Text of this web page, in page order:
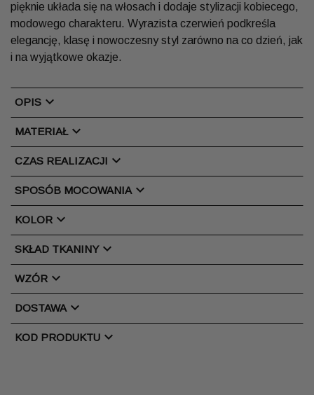
pięknie układa się na włosach i dodaje stylizacji kobiecego,
modowego charakteru. Wyrazista czerwień podkreśla
elegancję, klasę i nowoczesny styl zarówno na co dzień, jak
i na wyjątkowe okazje.
OPIS chevron_right
MATERIAŁchevron_right
CZAS REALIZACJI chevron_right
SPOSÓB MOCOWANIAchevron_right
KOLOR chevron_right
SKŁAD TKANINYchevron_right
WZÓR chevron_right
DOSTAWAchevron_right
KOD PRODUKTU chevron_right